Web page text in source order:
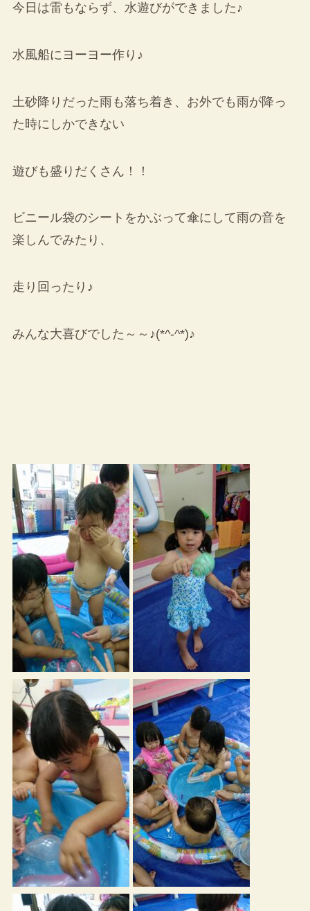
今日は雷もならず、水遊びができました♪
水風船にヨーヨー作り♪
土砂降りだった雨も落ち着き、お外でも雨が降っ
た時にしかできない
遊びも盛りだくさん！！
ビニール袋のシートをかぶって傘にして雨の音を
楽しんでみたり、
走り回ったり♪
みんな大喜びでした～～♪(*^-^*)♪